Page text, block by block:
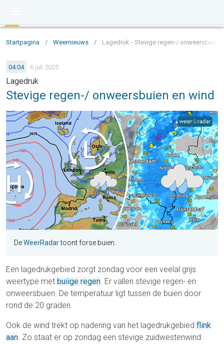
Startpagina / Weernieuws / Lagedruk - Stevige regen-/ onweersbuien
04:04 6 juli 2025
Lagedruk
Stevige regen-/ onweersbuien en wind
DeWeerRadartoont forse buien.
Een lagedrukgebied zorgt zondag voor een veelal grijs
weertype met buiige regen. Er vallen stevige regen- en
onweersbuien. De temperatuur ligt tussen de buien door
rond de 20 graden.
Ook de wind trekt op nadering van het lagedrukgebied flink
aan. Zo staat er op zondag een stevige zuidwestenwind.